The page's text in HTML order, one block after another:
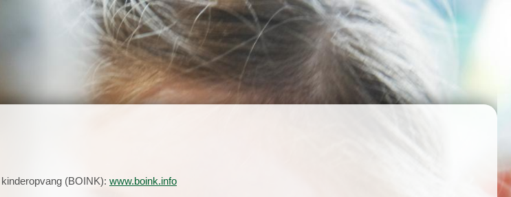
(BOINK): www.boink.info